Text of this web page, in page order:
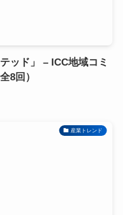
ッド」 – ICC地域コミ
8回）
産業トレンド